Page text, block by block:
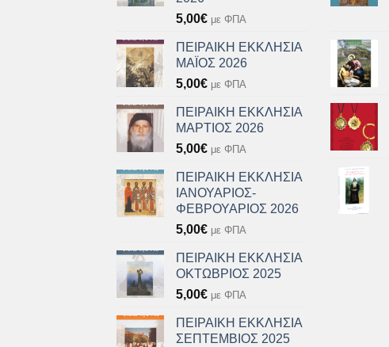
5,00€ με ΦΠΑ
ΠΕΙΡΑΙΚΗ ΕΚΚΛΗΣΙΑ
ΜΑΪΟΣ 2026
5,00€ με ΦΠΑ
ΠΕΙΡΑΙΚΗ ΕΚΚΛΗΣΙΑ
ΜΑΡΤΙΟΣ 2026
5,00€ με ΦΠΑ
ΠΕΙΡΑΙΚΗ ΕΚΚΛΗΣΙΑ
ΙΑΝΟΥΑΡΙΟΣ-
ΦΕΒΡΟΥΑΡΙΟΣ 2026
5,00€ με ΦΠΑ
ΠΕΙΡΑΙΚΗ ΕΚΚΛΗΣΙΑ
ΟΚΤΩΒΡΙΟΣ 2025
5,00€ με ΦΠΑ
ΠΕΙΡΑΙΚΗ ΕΚΚΛΗΣΙΑ
ΣΕΠΤΕΜΒΙΟΣ 2025